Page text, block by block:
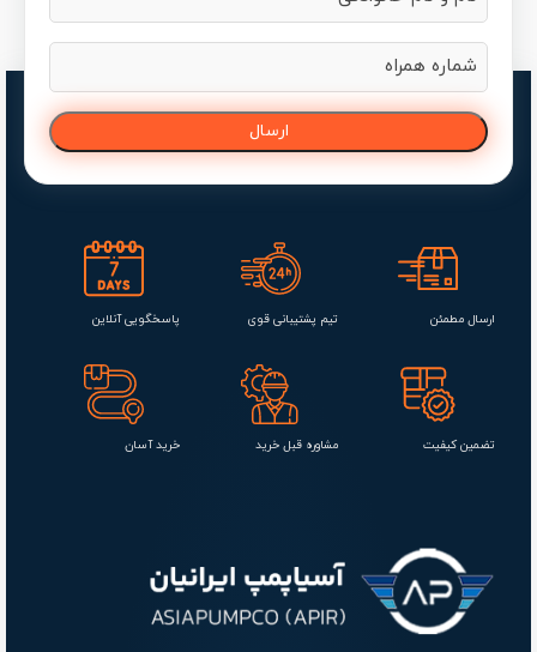
و
نام
(ضروری)
همراه
(ضروری)
ارسال مطمئن تیم پشتیبانی قوی پاسخگویی آنلاین
تضمین کیفیت مشاوره قبل خرید خرید آسان